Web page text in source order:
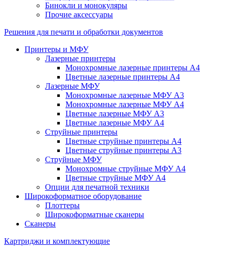
Бинокли и монокуляры
Прочие аксессуары
Решения для печати и обработки документов
Принтеры и МФУ
Лазерные принтеры
Монохромные лазерные принтеры А4
Цветные лазерные принтеры А4
Лазерные МФУ
Монохромные лазерные МФУ А3
Монохромные лазерные МФУ А4
Цветные лазерные МФУ А3
Цветные лазерные МФУ А4
Струйные принтеры
Цветные струйные принтеры А4
Цветные струйные принтеры А3
Струйные МФУ
Монохромные струйные МФУ А4
Цветные струйные МФУ А4
Опции для печатной техники
Широкоформатное оборудование
Плоттеры
Широкоформатные сканеры
Сканеры
Картриджи и комплектующие